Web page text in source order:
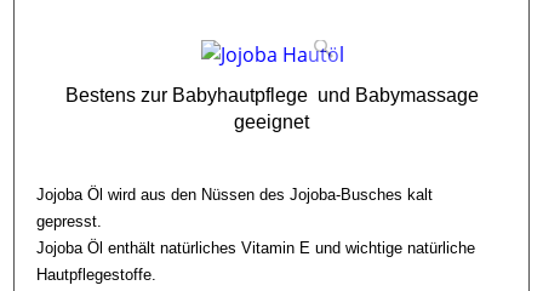
Bestens zur Babyhautpflege und Babymassage
geeignet
Jojoba Öl wird aus den Nüssen des Jojoba-Busches kalt
gepresst.
Jojoba Öl enthält natürliches Vitamin E und wichtige natürliche
Hautpflegestoffe.